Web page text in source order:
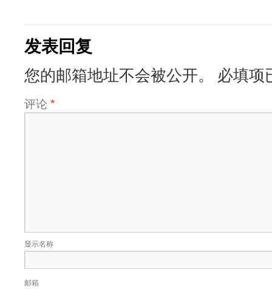
发表回复
您的邮箱地址不会被公开。 必填项
评论 *
显示名称
邮箱